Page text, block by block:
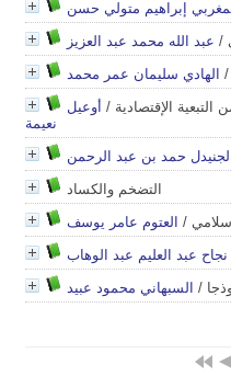
إبراهيم متولي حسن
/ عبد الله محمد عبد العزيز
الهادي سليمان عمر محمد
الإقتصادية / أوعيل
نعيمة
حمد بن عبد الرحمن
التضخم والكساد
/ العتوم عامر يوسف
نجاح عبد العليم عبد الوهاب
/ السبهاني محمود عبيد